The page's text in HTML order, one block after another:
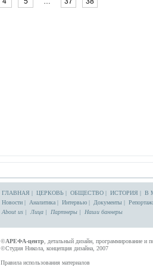
ГЛАВНАЯ | ЦЕРКОВЬ | ОБЩЕСТВО | ИСТОРИЯ | В
Новости | Аналитика | Интервью | Документы |
About us | Лица | Партнеры | Наши баннеры
©АРЕФА-центр , детальный дизайн, программирование и
©Студия Никола, концепция дизайна, 2007
Правила использования материалов